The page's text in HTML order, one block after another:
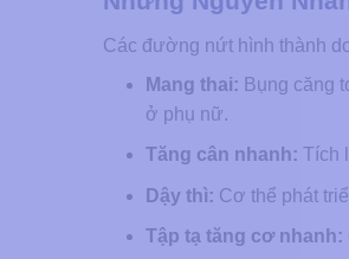
Các đường nứt hình thành
Mang thai: Bụng căng
ở phụ nữ.
Tăng cân nhanh: Tích
Dậy thì: Cơ thể phát
Tập tạ tăng cơ nhanh: